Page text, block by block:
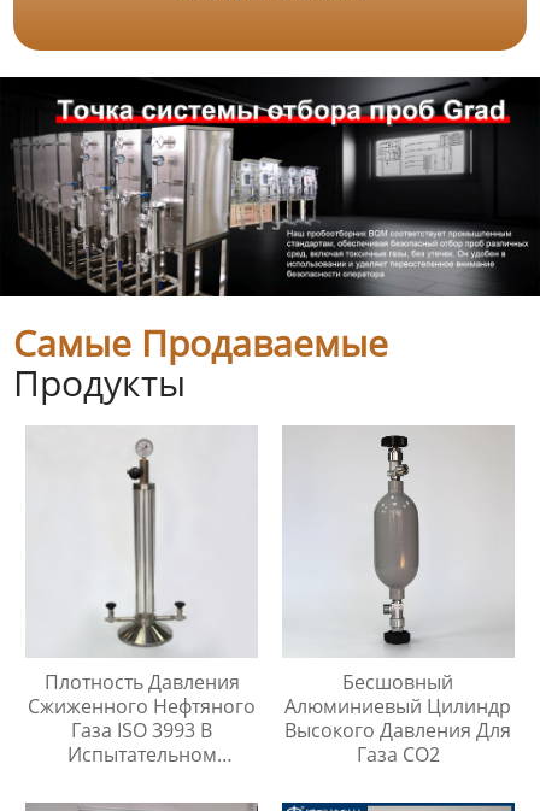
Самые Продаваемые
Продукты
Плотность Давления
Сжиженного Нефтяного
Газа ISO 3993 В
Испытательном
Углеводородов
Бесшовный
Алюминиевый Цилиндр
Высокого Давления Для
Газа CO2